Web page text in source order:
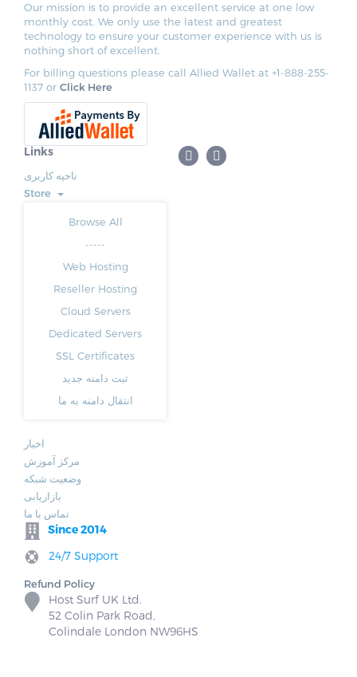
Our mission is to provide an excellent service at one low
monthly cost. We only use the latest and greatest
technology to ensure your customer experience with us is
nothing short of excellent.
For billing questions please call Allied Wallet at +1-888-255-
1137 or Click Here
Links
ناحیه کاربری
Store
Browse All
-----
Web Hosting
Reseller Hosting
Cloud Servers
Dedicated Servers
SSL Certificates
ثبت دامنه جدید
انتقال دامنه به ما
اخبار
مرکز آموزش
وضعیت شبکه
بازاریابی
تماس با ما
Since 2014
24/7 Support
Refund Policy
Host Surf UK Ltd.
52 Colin Park Road,
Colindale London NW96HS